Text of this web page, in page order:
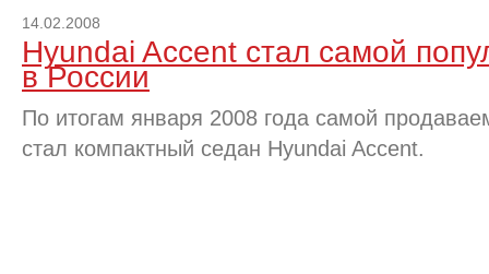
14.02.2008
Hyundai Accent стал самой
в России
По итогам января 2008 года самой
стал компактный седан Hyundai Accent.